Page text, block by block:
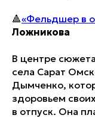
🔺«Фельдшер в
Ложникова
В центре
села Сарат
Дымченко,
здоровьем
в отпуск. Она